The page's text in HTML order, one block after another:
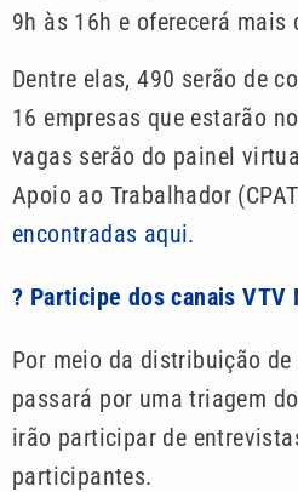
9h às 16h e oferecerá mais
Dentre elas, 490 serão de
16 empresas que estarão
vagas serão do painel
Apoio ao Trabalhador
encontradas aqui.
? Participe dos canais VTV
Por meio da distribuição
passará por uma triagem
irão participar de
participantes.